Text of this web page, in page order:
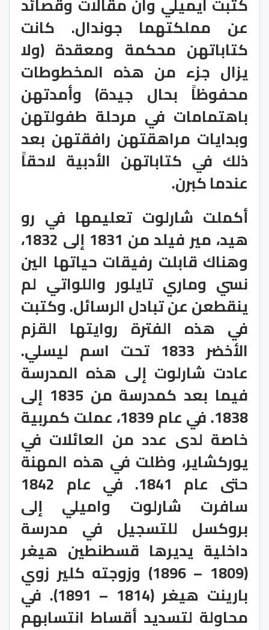
عن مملكتهما جوندال. كانت
كتاباتهن محكمة ومعقدة (ولا
يزال جزء من هذه المخطوطات
محفوظاً بحال جيدة) وأمدتهن
باهتمامات في مرحلة طفولتهن
وبدايات مراهقتهن رافقتهن بعد
ذلك في كتاباتهن الأدبية لاحقاً
عندما كبرن.
أكملت شارلوت تعليمها في رو
هيد، مير فيلد من 1831 إلى 1832،
وهناك قابلت رفيقات حياتها الين
نسي وماري تايلور واللواتي لم
ينقطعن عن تبادل الرسائل. وكتبت
في هذه الفترة روايتها القزم
الأخضر 1833 تحت اسم ليسلي.
عادت شارلوت إلى هذه المدرسة
فيما بعد كمدرسة من 1835 إلى
1838. في عام 1839، عملت كمربية
خاصة لدى عدد من العائلات في
يوركشاير، وظلت في هذه المهنة
حتى عام 1841. في عام 1842
سافرت شارلوت واميلي إلى
بروكسل للتسجيل في مدرسة
داخلية يديرها قسطنطين هيغر
(1809 – 1896) وزوجته كلير زوي
بارينت هيغر (1814 – 1891). في
محاولة لتسديد أقساط انتسابهم